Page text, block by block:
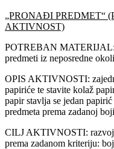
„PRONAĐI PREDMET“
AKTIVNOST)
POTREBAN MATERIJAL:
predmeti iz neposredne
OPIS AKTIVNOSTI:
papiriće te stavite kolaž
papir stavlja se jedan
predmeta prema zadanoj
CILJ AKTIVNOSTI: razvoj
prema zadanom kriteriju: